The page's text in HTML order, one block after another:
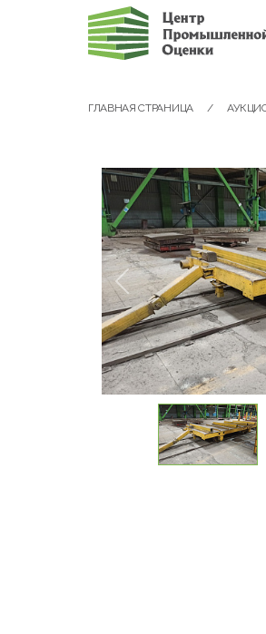
ГЛАВНАЯ СТРАНИЦА